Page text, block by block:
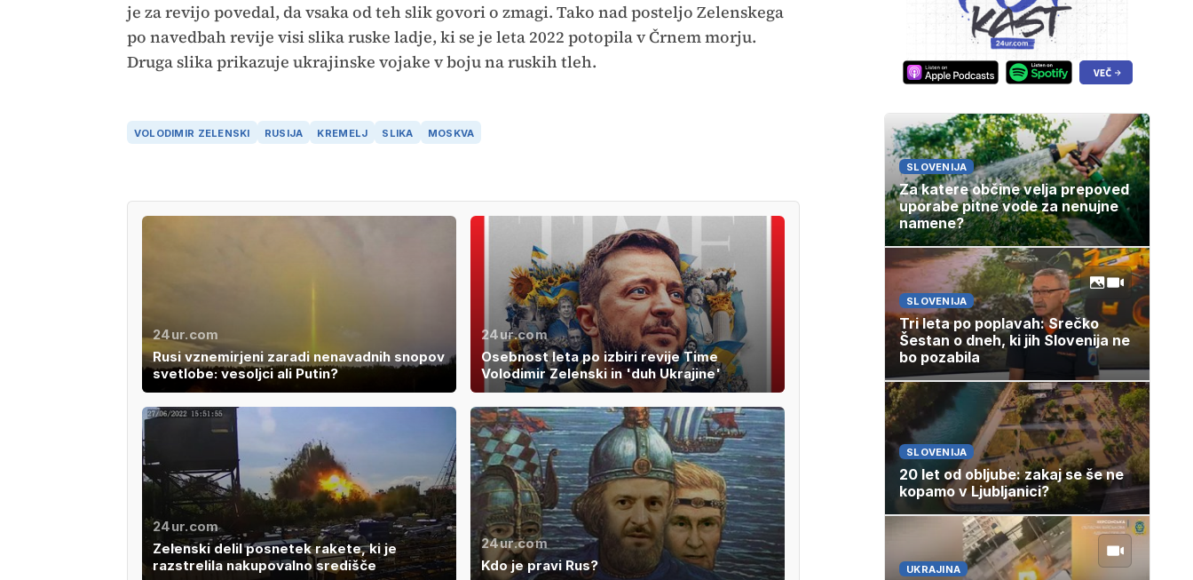
je za revijo povedal, da vsaka od teh slik govori o zmagi. Tako nad posteljo Zelenskega
po navedbah revije visi slika ruske ladje, ki se je leta 2022 potopila v Črnem morju.
Druga slika prikazuje ukrajinske vojake v boju na ruskih tleh.
VOLODIMIR ZELENSKI RUSIJA KREMELJ SLIKA MOSKVA
24ur.com
Rusi vznemirjeni zaradi nenavadnih snopov
svetlobe: vesoljci ali Putin?
24ur.com
Osebnost leta po izbiri revije Time
Volodimir Zelenski in 'duh Ukrajine'
24ur.com
Zelenski delil posnetek rakete, ki je
razstrelila nakupovalno središče
24ur.com
Kdo je pravi Rus?
SLOVENIJA
Za katere občine velja prepoved
uporabe pitne vode za nenujne
namene?
SLOVENIJA
Tri leta po poplavah: Srečko
Šestan o dneh, ki jih Slovenija ne
bo pozabila
SLOVENIJA
20 let od obljube: zakaj se še ne
kopamo v Ljubljanici?
UKRAJINA